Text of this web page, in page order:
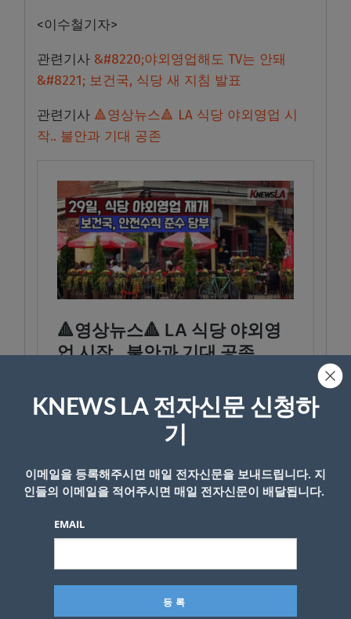
<이수철기자>
관련기사 &#8220;야외영업해도 TV는 안돼
&#8221; 보건국, 식당 새 지침 발표
관련기사 🔺영상뉴스🔺 LA 식당 야외영업 시
작.. 불안과 기대 공존
KNEWS LA 전자신문 신청하
기
이메일을 등록해주시면 매일 전자신문을 보내드립니다. 지
인들의 이메일을 적어주시면 매일 전자신문이 배달됩니다.
EMAIL